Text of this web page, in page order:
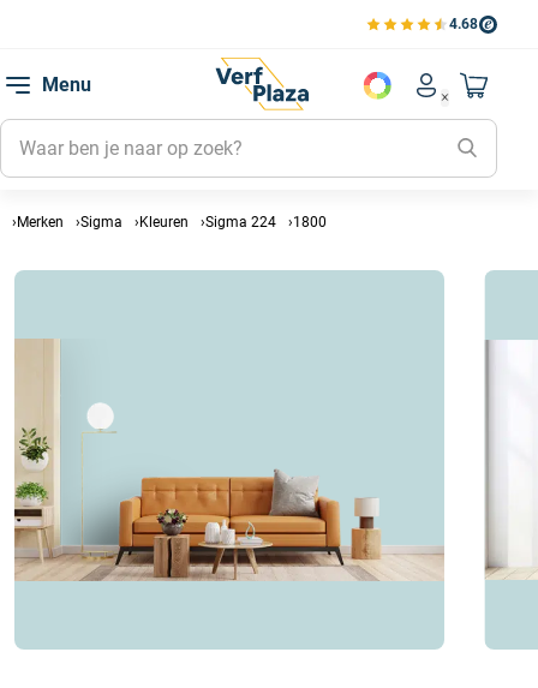
4.68
Bekijk de verfplaza
Menu
Account
Mijn
Naar
Merken Sigma Kleuren Sigma 224 1800